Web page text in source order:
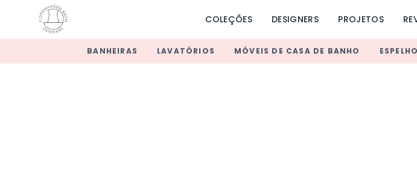
COLEÇÕES DESIGNERS PROJETOS
BANHEIRAS LAVATÓRIOS MÓVEIS DE CASA DE BANHO